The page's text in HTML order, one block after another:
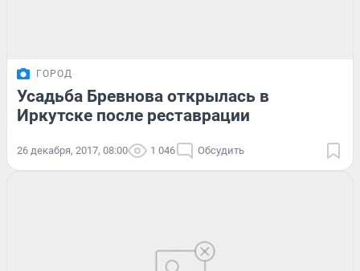
ГОРОД
Усадьба Бревнова открылась в
Иркутске после реставрации
26 декабря, 2017, 08:00 1 046 Обсудить